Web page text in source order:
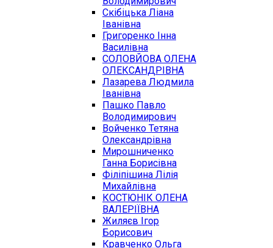
Скібіцька Ліана
Іванівна
Григоренко Інна
Василівна
СОЛОВЙОВА ОЛЕНА
ОЛЕКСАНДРІВНА
Лазарева Людмила
Іванівна
Пашко Павло
Володимирович
Войченко Тетяна
Олександрівна
Мирошниченко
Ганна Борисівна
Філіпішина Лілія
Михайлівна
КОСТЮНІК ОЛЕНА
ВАЛЕРІЇВНА
Жиляєв Ігор
Борисович
Кравченко Ольга